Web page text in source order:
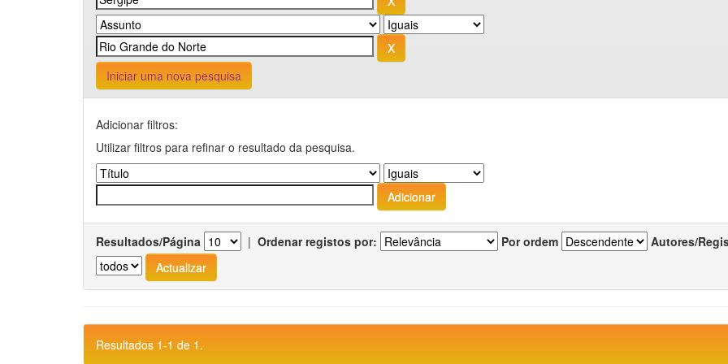
Iniciar uma nova pesquisa
Adicionar filtros:
Utilizar filtros para refinar o resultado da pesquisa.
Resultados/Página | Ordenar registos por: Por ordem Autores/
Resultados 1-1 de 1.